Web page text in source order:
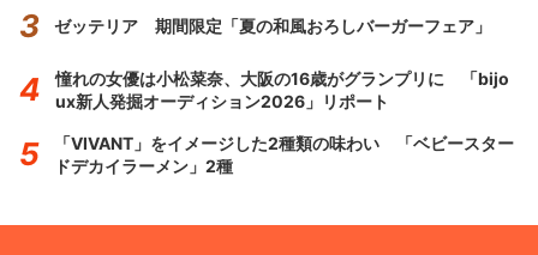
ゼッテリア 期間限定「夏の和風おろしバーガーフェア」
憧れの女優は小松菜奈、大阪の16歳がグランプリに 「bijo
ux新人発掘オーディション2026」リポート
「VIVANT」をイメージした2種類の味わい 「ベビースター
ドデカイラーメン」2種